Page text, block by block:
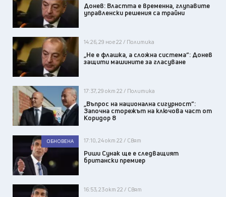
Донев: Властта е временна, глупавите
управленски решения са трайни
14:26, 29 ное 22 / Политика
„Не е флашка, а сложна система“: Донев
защити машините за гласуване
17:37, 29 окт 22 / Политика
„Въпрос на национална сигурност“:
Започна сторежът на ключова част от
Коридор 8
ОБНОВЕНА 17:10, 24 окт 22 / Свят
Риши Сунак ще е следващият
британски премиер
16:53, 23 окт 22 / Свят